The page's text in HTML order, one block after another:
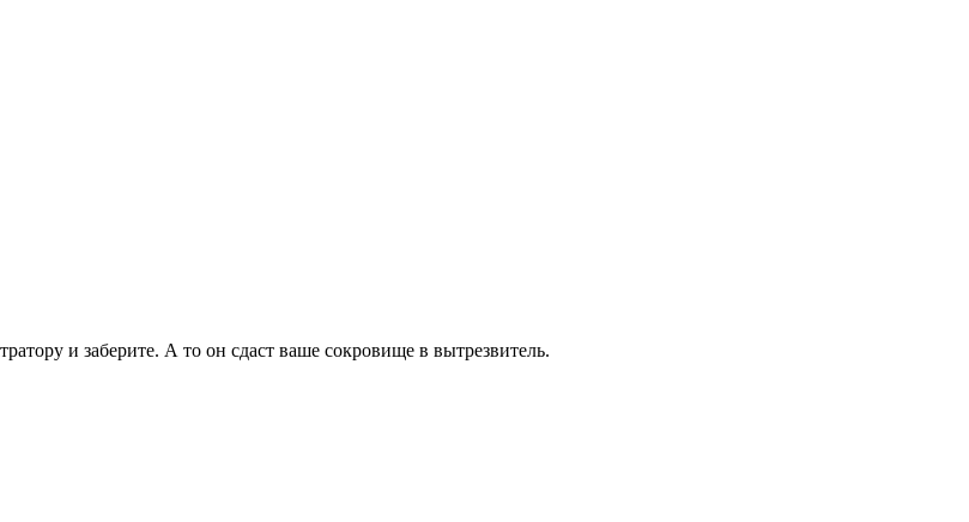
и заберите. А то он сдаст ваше сокровище в вытрезвитель.